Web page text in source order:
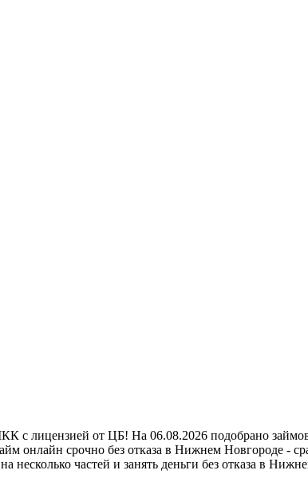
лицензией от ЦБ! На 06.08.2026 подобрано
онлайн срочно без отказа в Нижнем Новгороде -
несколько частей и занять деньги без отказа в